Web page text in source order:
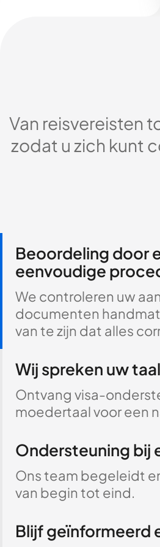
Van reisvereisten
zodat u zich kunt
Beoordeling door
eenvoudige
We controleren uw
documenten
van te zijn dat alles
Wij spreken uw taal
Ontvang visa-
moedertaal voor een
Ondersteuning bij
Ons team begeleidt
van begin tot eind.
Blijf geïnformeerd